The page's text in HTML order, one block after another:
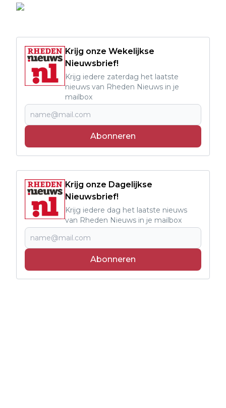
Krijg onze Wekelijkse
Nieuwsbrief!
Krijg iedere zaterdag het laatste
nieuws van Rheden Nieuws in je
mailbox
Abonneren
Krijg onze Dagelijkse
Nieuwsbrief!
Krijg iedere dag het laatste nieuws
van Rheden Nieuws in je mailbox
Abonneren